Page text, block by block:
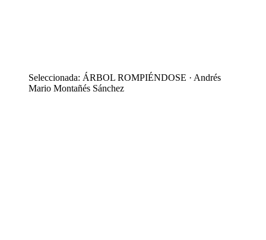
Seleccionada: ÁRBOL ROMPIÉNDOSE · Andrés
Mario Montañés Sánchez